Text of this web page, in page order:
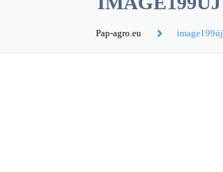
Pap-agro.eu image199új